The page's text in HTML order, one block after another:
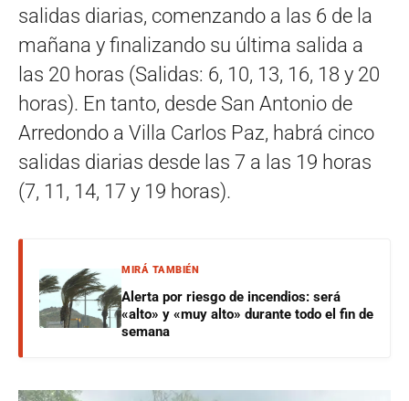
salidas diarias, comenzando a las 6 de la
mañana y finalizando su última salida a
las 20 horas (Salidas: 6, 10, 13, 16, 18 y 20
horas). En tanto, desde San Antonio de
Arredondo a Villa Carlos Paz, habrá cinco
salidas diarias desde las 7 a las 19 horas
(7, 11, 14, 17 y 19 horas).
MIRÁ TAMBIÉN
Alerta por riesgo de incendios: será
«alto» y «muy alto» durante todo el fin de
semana